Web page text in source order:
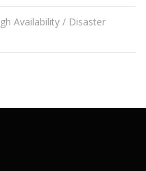
Availability / Disaster